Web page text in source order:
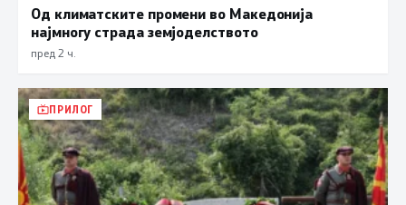
Од климатските промени во Македонија
најмногу страда земјоделството
пред 2 ч.
ПРИЛОГ